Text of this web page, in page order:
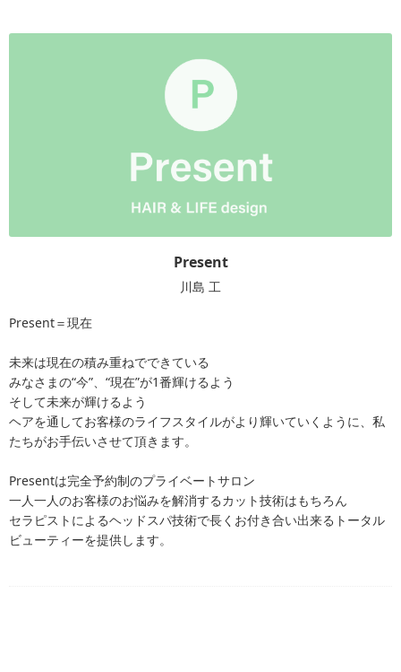
Present
川島 工
Present＝現在
未来は現在の積み重ねでできている
みなさまの“今”、“現在”が1番輝けるよう
そして未来が輝けるよう
ヘアを通してお客様のライフスタイルがより輝いていくように、私
たちがお手伝いさせて頂きます。
Presentは完全予約制のプライベートサロン
一人一人のお客様のお悩みを解消するカット技術はもちろん
セラピストによるヘッドスパ技術で長くお付き合い出来るトータル
ビューティーを提供します。